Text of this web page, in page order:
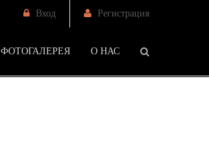
Вход Регистрация
ФОТОГАЛЕРЕЯ О НАС